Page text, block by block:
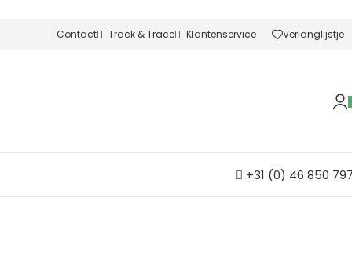
Contact Track & Trace Klantenservice Verlanglijstje
+31 (0) 46 850